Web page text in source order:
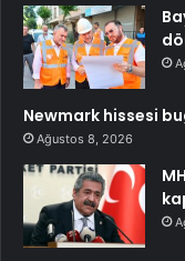
Newmark hissesi
Ağustos 8, 2026